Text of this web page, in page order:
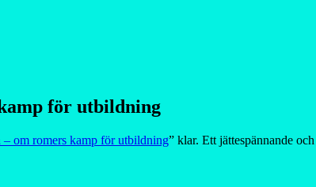
för utbildning
om romers kamp för utbildning” klar. Ett jättespännande